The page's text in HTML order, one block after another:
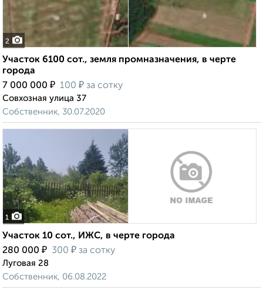
2
Участок 6100 сот., земля промназначения, в черте
города
7 000 000 ₽ 100 ₽ за сотку
Совхозная улица 37
Собственник, 30.07.2020
1
Участок 10 сот., ИЖС, в черте города
280 000 ₽ 300 ₽ за сотку
Луговая 28
Собственник, 06.08.2022